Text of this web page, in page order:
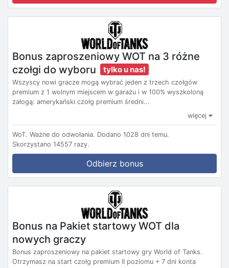
Bonus zaproszeniowy WOT na 3 różne
czołgi do wyboru
tylko u nas!
Wszyscy nowi gracze mogą wybrać jeden z trzech czołgów
premium z 1 wolnym miejscem w garażu i w 100% wyszkoloną
załogą: amerykański czołg premium średni...
więcej
WoT. Ważne do odwołania. Dodano 1028 dni temu.
Skorzystano 14557 razy.
Odbierz bonus
Bonus na Pakiet startowy WOT dla
nowych graczy
Bonus zaproszeniowy na pakiet startowy gry World of Tanks.
Otrzymasz na start czołg premium II poziomu + 7 dni konta